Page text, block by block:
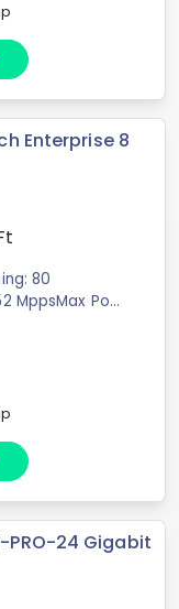
Enterprise 8
80
MppsMax PoE
portok
PRO-24 Gigabit